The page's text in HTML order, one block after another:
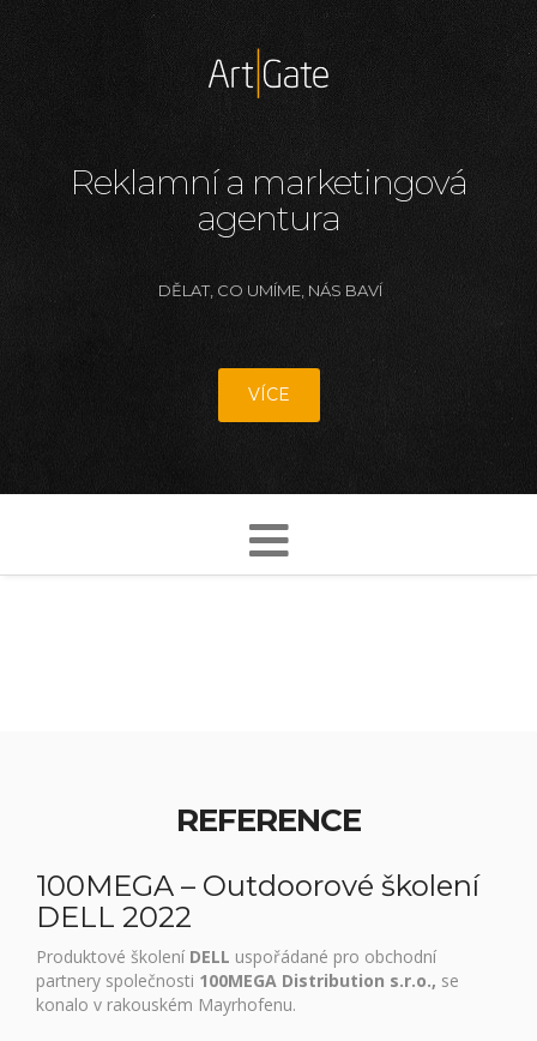
Reklamní a marketingová
agentura
DĚLAT, CO UMÍME, NÁS BAVÍ
VÍCE
REFERENCE
100MEGA – Outdoorové školení
DELL 2022
Produktové školení DELL uspořádané pro obchodní
partnery společnosti 100MEGA Distribution s.r.o., se
konalo v rakouském Mayrhofenu.